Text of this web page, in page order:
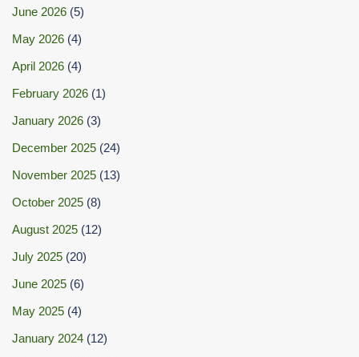
June 2026 (5)
May 2026 (4)
April 2026 (4)
February 2026 (1)
January 2026 (3)
December 2025 (24)
November 2025 (13)
October 2025 (8)
August 2025 (12)
July 2025 (20)
June 2025 (6)
May 2025 (4)
January 2024 (12)